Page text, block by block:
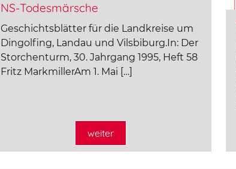
NS-Todesmärsche
Geschichtsblätter für die Landkreise um
Dingolfing, Landau und Vilsbiburg.In: Der
Storchenturm, 30. Jahrgang 1995, Heft 58
Fritz MarkmillerAm 1. Mai […]
weiter